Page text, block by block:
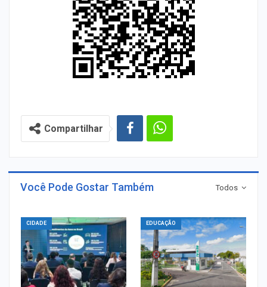
Compartilhar
Todos
Você Pode Gostar Também
CIDADE EDUCAÇÃO